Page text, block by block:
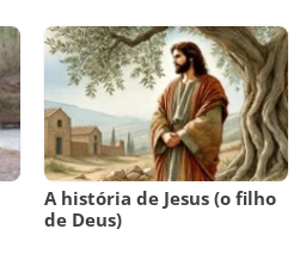
A história de Jesus (o filho
de Deus)